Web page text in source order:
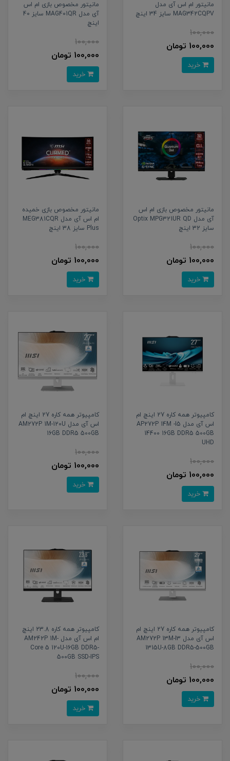
مانیتور ام اس آی مدل
MAG342CQPV سایز 34 اینچ
100,000
100,000 تومان
مانیتور مخصوص بازی ام اس
آی مدل MAG401QR سایز 40
اینچ
100,000
100,000 تومان
مانیتور مخصوص بازی ام اس
آی مدل Optix MPG321UR QD
سایز 32 اینچ
100,000
100,000 تومان
مانیتور مخصوص بازی خمیده
ام اس آی مدل MEG381CQR
Plus سایز 38 اینچ
100,000
100,000 تومان
کامپیوتر همه کاره 27 اینچ ام
اس آی مدل AP272P 14M -I5
14400 16GB DDR5 500GB
UHD
100,000
100,000 تومان
کامپیوتر همه کاره 27 اینچ ام
اس آی مدل AM272P 1M-120U
16GB DDR5 500GB
100,000
100,000 تومان
کامپیوتر همه کاره 27 اینچ ام
اس آی مدل AM272P 13M-I3
1315U-8GB DDR5-500GB
100,000
100,000 تومان
کامپیوتر همه کاره 23.8 اینچ
ام اس آی مدل AM242P 1M-
Core 5 120U-16GB DDR5-
500GB SSD-IPS
100,000
100,000 تومان